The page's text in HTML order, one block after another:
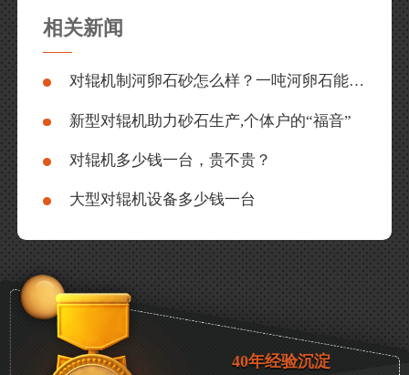
相关新闻
对辊机制河卵石砂怎么样？一吨河卵石能出多少沙？附型号参数
新型对辊机助力砂石生产,个体户的“福音”
对辊机多少钱一台，贵不贵？
大型对辊机设备多少钱一台
40年经验沉淀